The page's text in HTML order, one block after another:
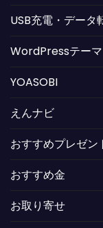
USB充電・データ
WordPressテーマ
YOASOBI
えんナビ
おすすめプレゼン
おすすめ金
お取り寄せ